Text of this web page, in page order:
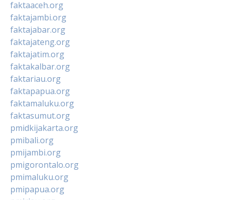
faktaaceh.org
faktajambi.org
faktajabar.org
faktajateng.org
faktajatim.org
faktakalbar.org
faktariau.org
faktapapua.org
faktamaluku.org
faktasumut.org
pmidkijakarta.org
pmibali.org
pmijambi.org
pmigorontalo.org
pmimaluku.org
pmipapua.org